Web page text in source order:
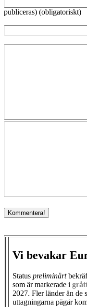
publiceras) (obligatoriskt)
Vi bevakar
Status preliminärt
som är markerade i
2027. Fler länder än de
uttagningarna pågår